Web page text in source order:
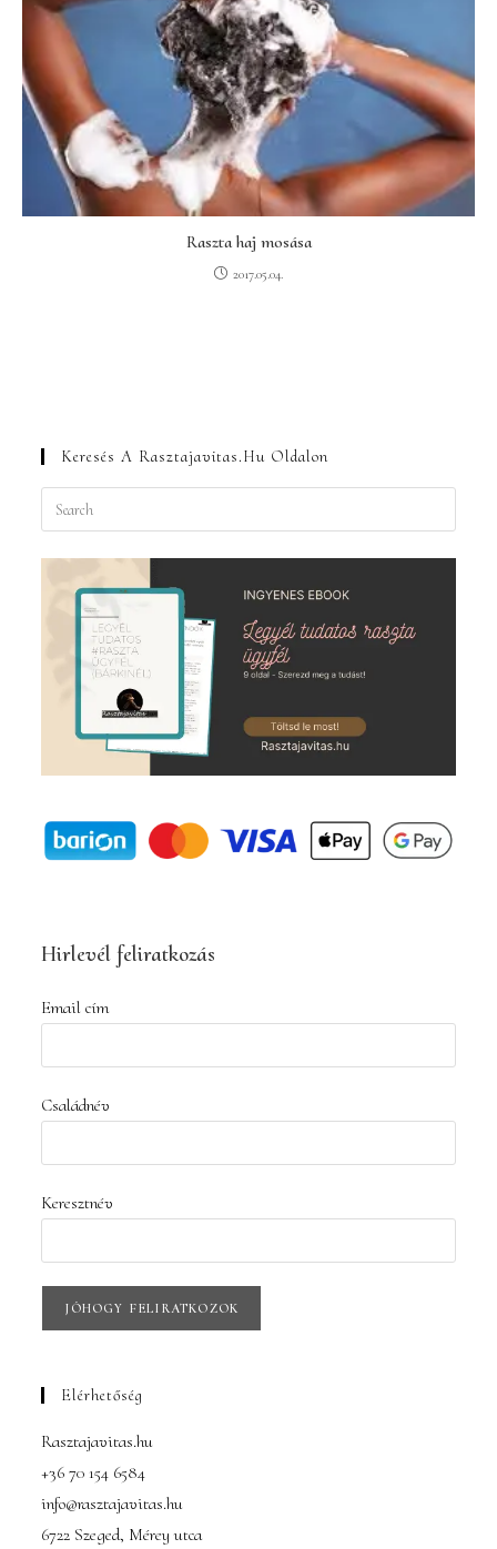
Raszta haj mosása
2017.05.04.
Keresés A Rasztajavitas.hu Oldalon
Escape
to
Hirlevél feliratkozás
Email cím
Családnév
Keresztnév
Elérhetőség
Rasztajavitas.hu
+36 70 154 6584
info@rasztajavitas.hu
6722 Szeged, Mérey utca